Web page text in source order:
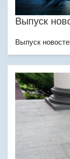
Выпуск
Выпуск